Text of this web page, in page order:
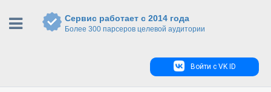
Сервис работает с 2014 года
Более 300 парсеров целевой аудитории
Войти с VK ID